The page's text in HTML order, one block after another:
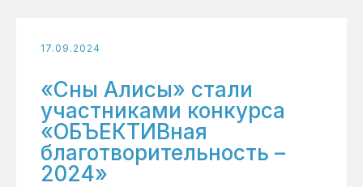
17.09.2024
«Сны Алисы» стали
участниками конкурса
«ОБЪЕКТИВная
благотворительность –
2024»